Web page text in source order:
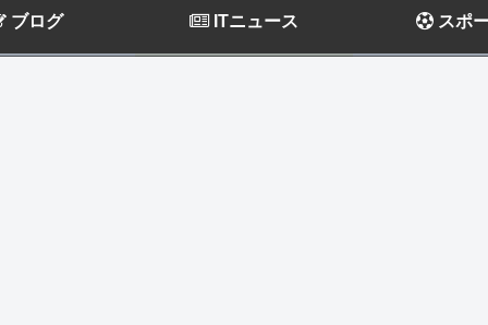
ブログ ITニュース スポ